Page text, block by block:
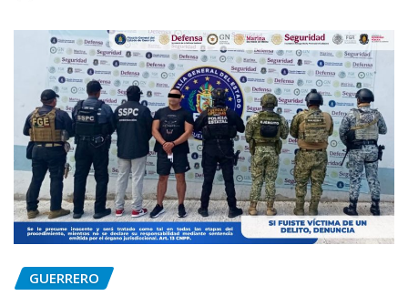
GUERRERO